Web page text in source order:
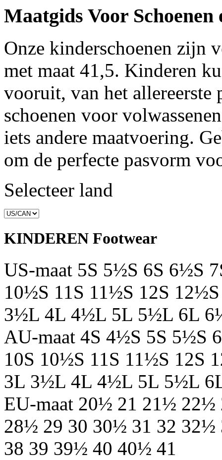
Maatgids Voor Schoenen
Onze kinderschoenen zijn
met maat 41,5. Kinderen
vooruit, van het allereerste
schoenen voor
iets andere maatvoering.
om de perfecte pasvorm
Selecteer land
KINDEREN Footwear
US-maat 5S 5½S 6S 6½S
10½S 11S 11½S 12S 12½S
3½L 4L 4½L 5L 5½L 6L
AU-maat 4S 4½S 5S 5½S
10S 10½S 11S 11½S 12S
3L 3½L 4L 4½L 5L 5½L
EU-maat 20½ 21 21½ 22½
28½ 29 30 30½ 31 32 32½
38 39 39½ 40 40½ 41